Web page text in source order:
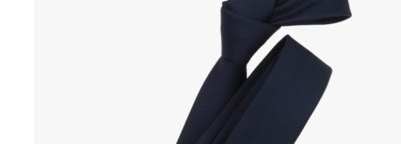
Puvuntakit ja blazerit
Miesten collegehousut
Miesten shortsit
Vyöt ja olkaimet